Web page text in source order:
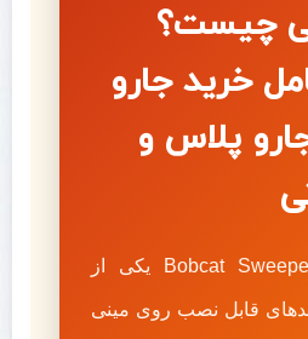
چیست؟
خرید جارو
پلاس و
جارو بابکتی یا Bobcat Sweeper یکی از
قابل نصب روی مینی